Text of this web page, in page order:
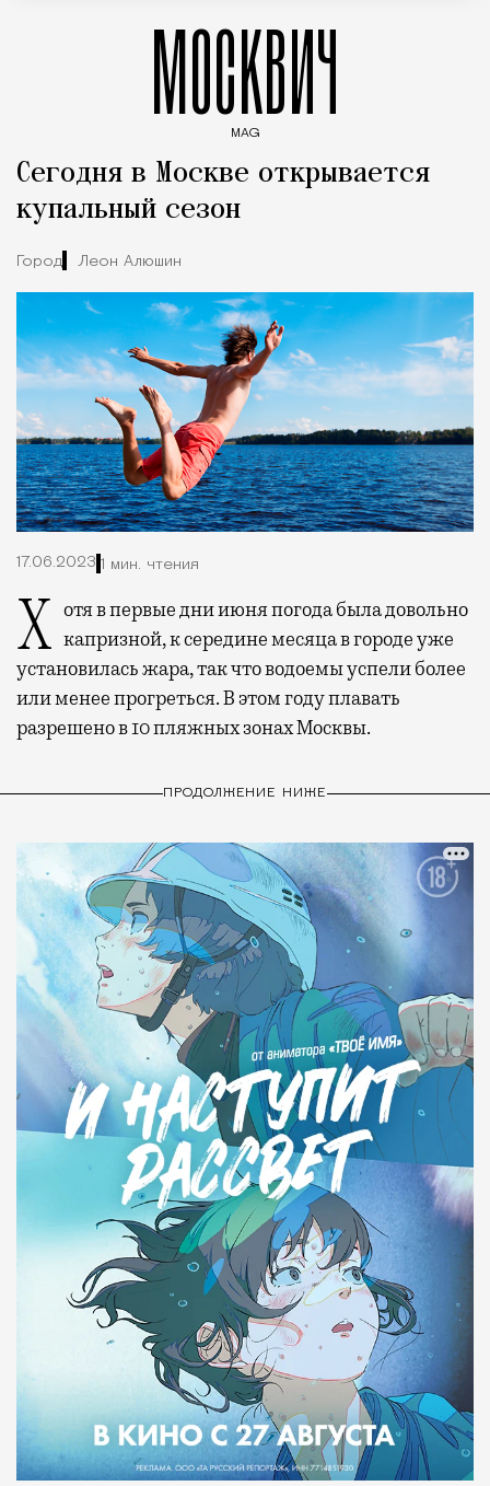
МОСКВИЧ
MAG
Сегодня в Москве открывается
купальный сезон
Город Леон Алюшин
17.06.2023 1 мин. чтения
Хотя в первые дни июня погода была довольно капризной, к середине месяца в городе уже
установилась жара, так что водоемы успели более
или менее прогреться. В этом году плавать
разрешено в 10 пляжных зонах Москвы.
ПРОДОЛЖЕНИЕ НИЖЕ